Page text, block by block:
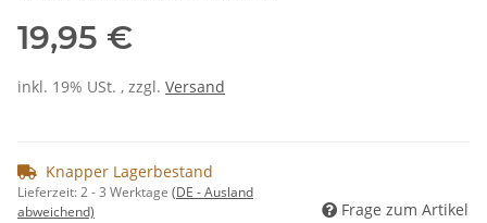
19,95 €
inkl. 19% USt. , zzgl. Versand
Knapper Lagerbestand
Lieferzeit:2 - 3 Werktage (DE - Ausland
abweichend)
Frage zum Artikel